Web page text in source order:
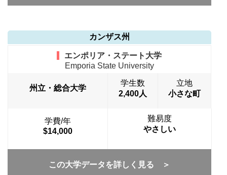
カンザス州
エンポリア・ステート大学
Emporia State University
州立・総合大学
学生数
2,400人
立地
小さな町
学費/年
$14,000
難易度
やさしい
この大学データを詳しく見る ＞